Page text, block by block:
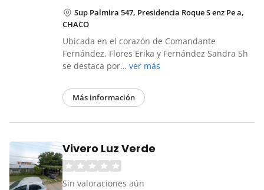
Sup Palmira 547, Presidencia Roque S enz Pe a,
CHACO
Ubicada en el corazón de Comandante
Fernández, Flores Erika y Fernández Sandra Sh
se destaca por… ver más
Más información
Vivero Luz Verde
Sin valoraciones aún